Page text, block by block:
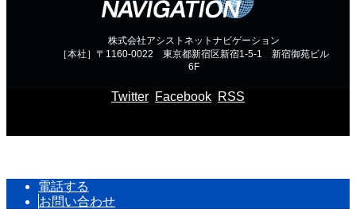
株式会社アシストネットナビゲーション
［本社］〒1160-0022 東京都新宿区新宿1-5-1 新宿御苑ビル
6F
Twitter Facebook RSS
電話する
お問い合わせ